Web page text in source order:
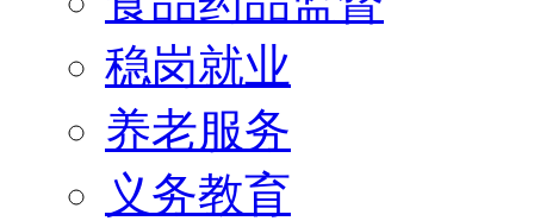
稳岗就业
养老服务
义务教育